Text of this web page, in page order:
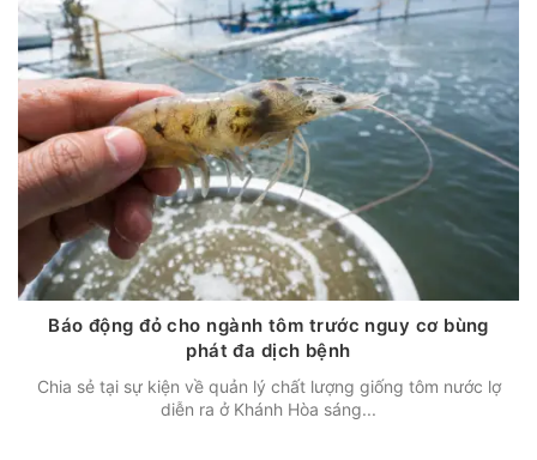
Báo động đỏ cho ngành tôm trước nguy cơ bùng
phát đa dịch bệnh
Chia sẻ tại sự kiện về quản lý chất lượng giống tôm nước lợ
diễn ra ở Khánh Hòa sáng...